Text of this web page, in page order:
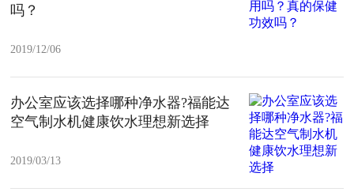
吗？
2019/12/06
办公室应该选择哪种净水器?福能达
空气制水机健康饮水理想新选择
2019/03/13